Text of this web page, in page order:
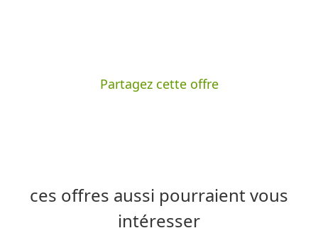
Partagez cette offre
ces offres aussi pourraient vous
intéresser